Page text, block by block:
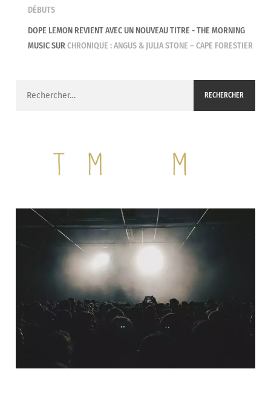
DÉBUTS
DOPE LEMON REVIENT AVEC UN NOUVEAU TITRE - THE MORNING
MUSICSURCHRONIQUE : ANGUS & JULIA STONE – CAPE FORESTIER